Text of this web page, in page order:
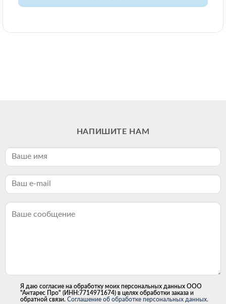
НАПИШИТЕ НАМ
Я даю согласие на обработку моих персональных данных ООО
"Антарес Про" (ИНН:7714971674) в целях обработки заказа и
обратной связи. Соглашение об обработке персональных данных.